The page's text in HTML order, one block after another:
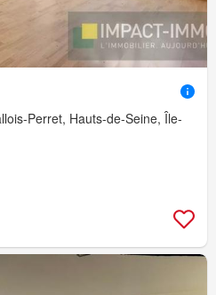
Perret, Hauts-de-Seine, Île-